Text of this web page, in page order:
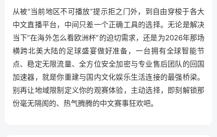
从被“当前地区不可播放”提示拒之门外，到自由穿梭于各大
中文直播平台，中间只差一个正确工具的选择。无论是解决
当下“在海外怎么看欧洲杯”的迫切需求，还是为2026年那场
横跨北美大陆的足球盛宴做好准备，一台拥有全球智能节
点、稳定无限流量、全方位安全加密与专业售后团队的回国
加速器，就是你重建与国内文化娱乐生活连接的最强桥梁。
别再让地域限制定义你的观赛体验，主动选择，即刻解锁那
份毫无隔阂的、热气腾腾的中文赛事狂欢吧。